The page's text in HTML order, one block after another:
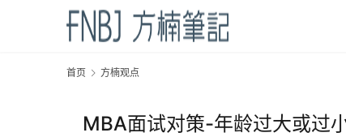
首页 方楠观点
MBA面试对策-年龄过大或过